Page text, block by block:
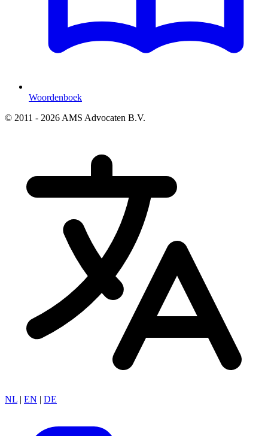
Woordenboek
© 2011 - 2026 AMS Advocaten B.V.
NL | EN | DE